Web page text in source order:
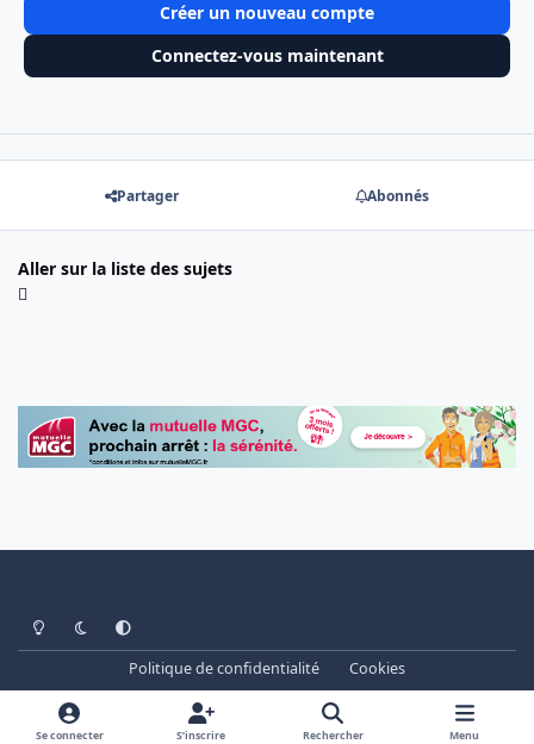
Créer un nouveau compte
Connectez-vous maintenant
Partager Abonnés
Aller sur la liste des sujets
Light ModeDark ModeSystem Preference
Politique de confidentialité
Cookies
www.cheminots.net - Forum Libre depuis 2003
Powered by
Invision Community
Se connecter S’inscrire Rechercher Menu